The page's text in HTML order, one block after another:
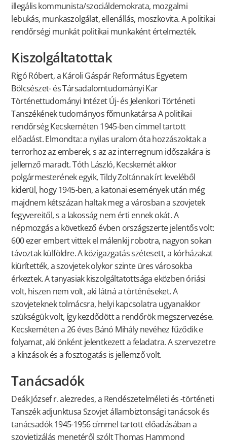
illegális kommunista/szociáldemokrata, mozgalmi
lebukás, munkaszolgálat, ellenállás, moszkovita. A politikai
rendőrségi munkát politikai munkaként értelmezték.
Kiszolgáltatottak
Rigó Róbert, a Károli Gáspár Református Egyetem
Bölcsészet- és Társadalomtudományi Kar
Történettudományi Intézet Új- és Jelenkori Történeti
Tanszékének tudományos főmunkatársa A politikai
rendőrség Kecskeméten 1945-ben címmel tartott
előadást. Elmondta: a nyilas uralom óta hozzászoktak a
terrorhoz az emberek, s az az interregnum időszakára is
jellemző maradt. Tóth László, Kecskemét akkor
polgármesterének egyik, Tildy Zoltánnak írt leveléből
kiderül, hogy 1945-ben, a katonai események után még
majdnem kétszázan haltak meg a városban a szovjetek
fegyvereitől, s a lakosság nem érti ennek okát. A
népmozgás a következő évben országszerte jelentős volt:
600 ezer embert vittek el málenkij robotra, nagyon sokan
távoztak külföldre. A közigazgatás szétesett, a kórházakat
kiürítették, a szovjetek olykor szinte üres városokba
érkeztek. A tanyasiak kiszolgáltatottsága eközben óriási
volt, hiszen nem volt, aki látná a történéseket. A
szovjeteknek tolmácsra, helyi kapcsolatra ugyanakkor
szükségük volt, így kezdődött a rendőrök megszervezése.
Kecskeméten a 26 éves Bánó Mihály nevéhez fűződik e
folyamat, aki önként jelentkezett a feladatra. A szervezetre
a kínzások és a fosztogatás is jellemző volt.
Tanácsadók
Deák József r. alezredes, a Rendészetelméleti és -történeti
Tanszék adjunktusa Szovjet állambiztonsági tanácsok és
tanácsadók 1945-1956 címmel tartott előadásában a
szovjetizálás menetéről szólt Thomas Hammond